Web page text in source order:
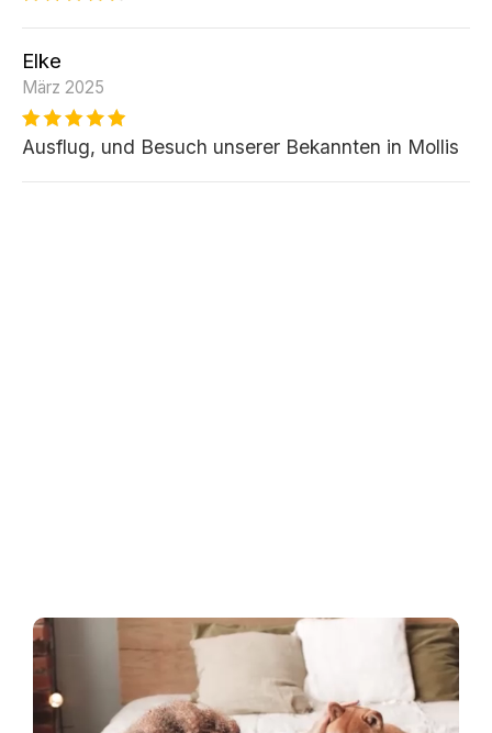
Elke
März 2025
Ausflug, und Besuch unserer Bekannten in Mollis